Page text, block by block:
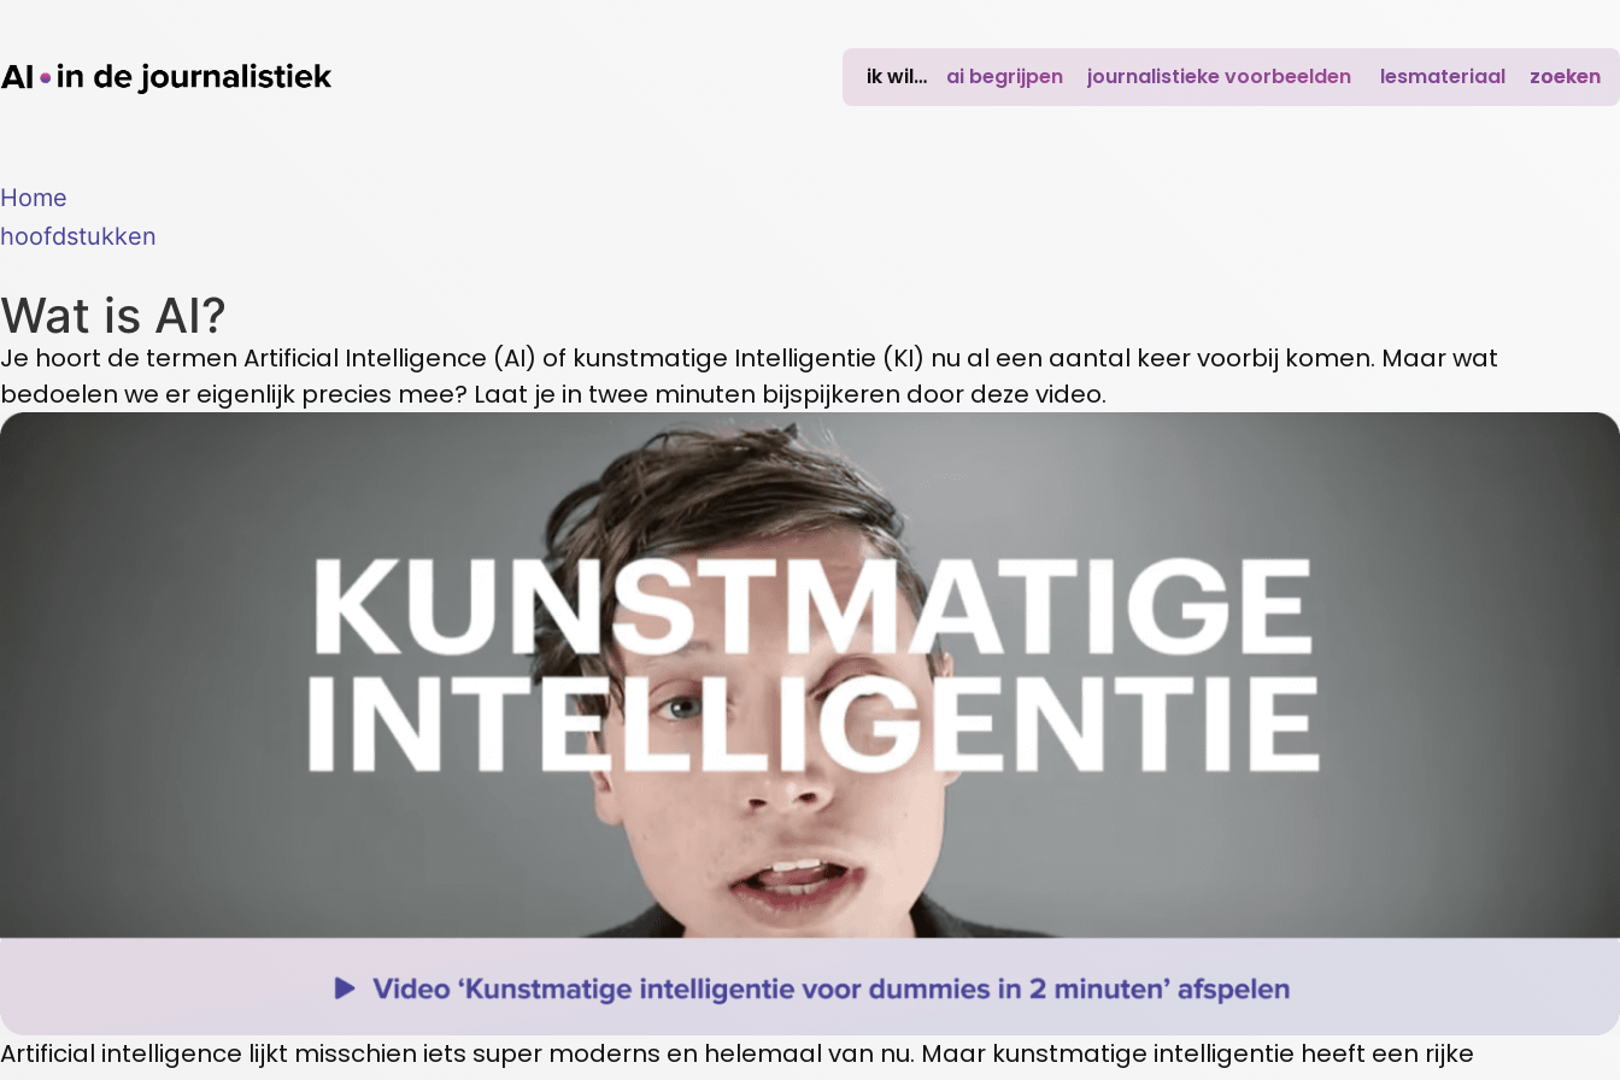
ik wil… ai begrijpen journalistieke voorbeelden lesmateriaal zoeken
Home
hoofdstukken
Wat is AI?
Je hoort de termen Artificial Intelligence (AI) of kunstmatige Intelligentie (KI) nu al een aantal keer voorbij komen. Maar wat
bedoelen we er eigenlijk precies mee? Laat je in twee minuten bijspijkeren door deze video.
Artificial intelligence lijkt misschien iets super moderns en helemaal van nu. Maar kunstmatige intelligentie heeft een rijke